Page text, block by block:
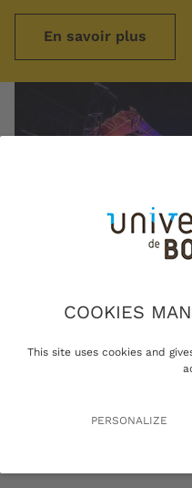
COOKIES
This site uses cookies and
PERSONALIZE
En savoir plus
Mayday student music